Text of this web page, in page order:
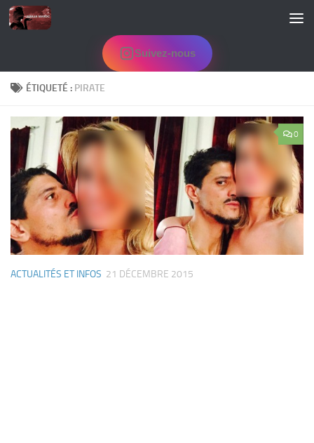
Skip to content
Suivez-nous
ÉTIQUETÉ : PIRATE
0
ACTUALITÉS ET INFOS 21 DÉCEMBRE 2015